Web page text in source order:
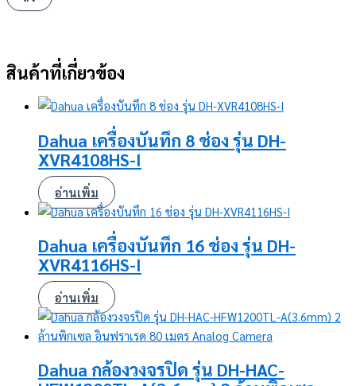
สินค้าที่เกี่ยวข้อง
Dahua เครื่องบันทึก 8 ช่อง รุ่น DH-
XVR4108HS-I
อ่านเพิ่ม
Dahua เครื่องบันทึก 16 ช่อง รุ่น DH-
XVR4116HS-I
อ่านเพิ่ม
Dahua กล้องวงจรปิด รุ่น DH-HAC-